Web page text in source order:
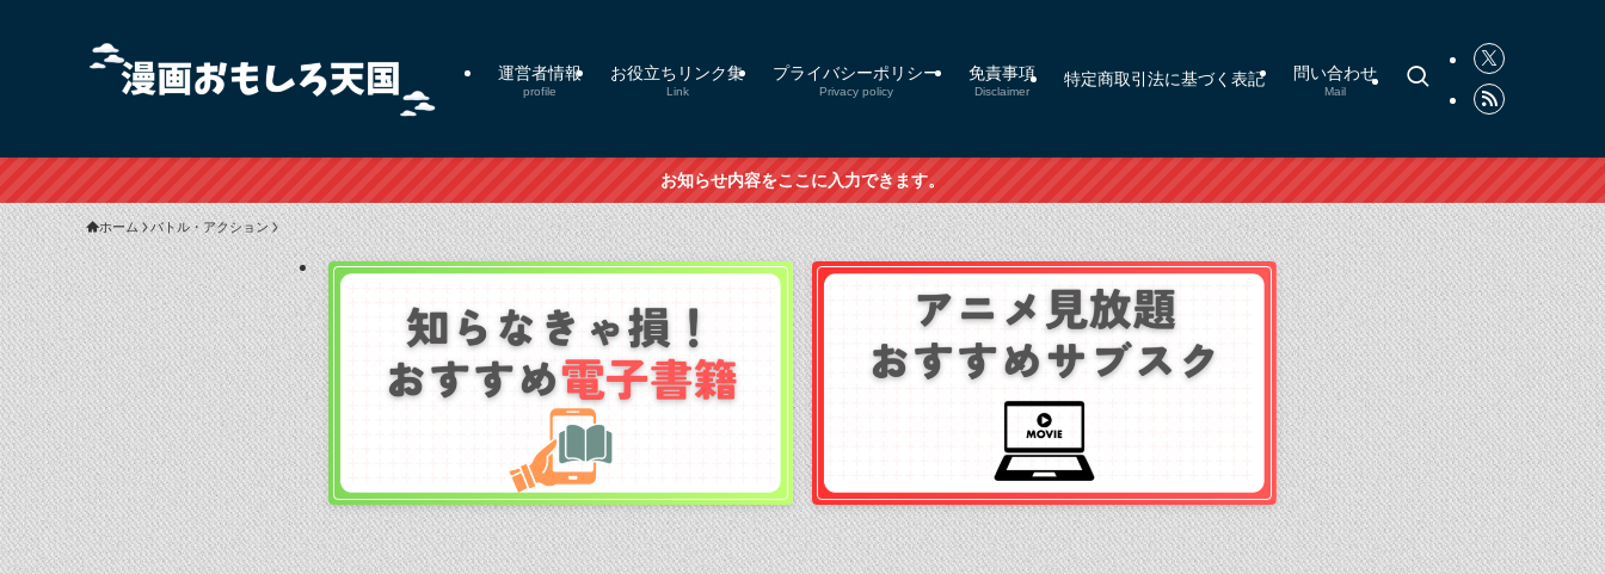
運営者情報
profile
お役立ちリンク集
Link
プライバシーポリシー
Privacy policy
免責事項
Disclaimer
特定商取引法に基づく表記 問い合わせ
Mail
お知らせ内容をここに入力できます。
ホーム バトル・アクション